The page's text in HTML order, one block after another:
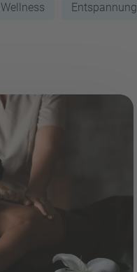
Wellness Entspannung